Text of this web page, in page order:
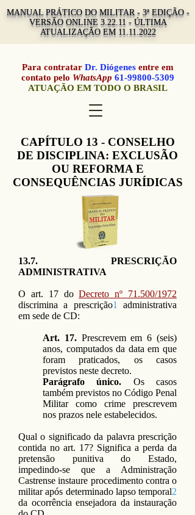
MANUAL PRÁTICO DO MILITAR - 3ª EDIÇÃO -
VERSÃO ONLINE 3.22.11 - ÚLTIMA
ATUALIZAÇÃO EM 11.11.2022
Para contratar Dr. Diógenesentre em
contato pelo WhatsApp 61-99800-5309
ATUAÇÃO EM TODO O BRASIL
CAPÍTULO 13 - CONSELHO
DE DISCIPLINA: EXCLUSÃO
OU REFORMA E
CONSEQUÊNCIAS JURÍDICAS
13.7. PRESCRIÇÃO
ADMINISTRATIVA
O art. 17 doDecreto nº 71.500/1972
discrimina a prescrição1
administrativa
em sede de CD:
Art. 17. Prescrevem em 6 (seis)
anos, computados da data em que
foram praticados, os casos
previstos neste decreto.
Parágrafo único. Os casos
também previstos no Código Penal
Militar como crime prescrevem
nos prazos nele estabelecidos.
Qual o significado da palavra prescrição
contida no art. 17? Significa a perda da
pretensão punitiva do Estado,
impedindo-se que a Administração
Castrense instaure procedimento contra o
militar após determinado lapso temporal2
da ocorrência ensejadora da instauração